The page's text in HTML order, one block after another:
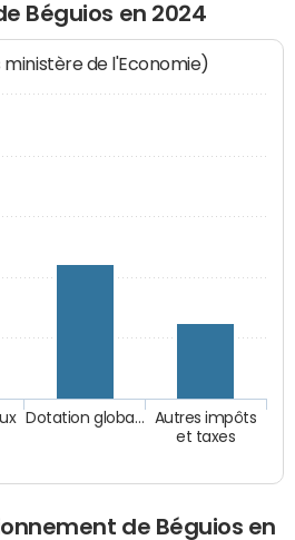
Béguios en 2024
ministère de l'Economie)
Autres impôts
et taxes
Dotation globa…
de Béguios en